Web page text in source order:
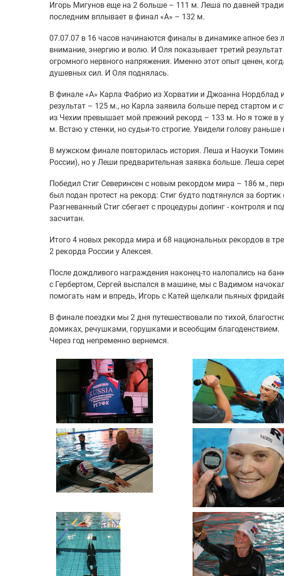
Игорь Мигунов еще на 2 больше – 111 м. Леша по давней
последним вплывает в финал «А» – 132 м.
07.07.07 в 16 часов начинаются финалы в динамике апное
внимание, энергию и волю. И Оля показывает третий
огромного нервного напряжения. Именно этот опыт ценен,
душевных сил. И Оля поднялась.
В финале «А» Карла Фабрио из Хорватии и Джоанна
результат – 125 м., но Карла заявила больше перед стартом
из Чехии превышает мой прежний рекорд – 133 м. Но я тоже в
м. Встаю у стенки, но судьи-то строгие. Увидели голову раньше
В мужском финале повторилась история. Леша и Наоуки
России), но у Леши предварительная заявка больше. Леша
Победил Стиг Северинсен с новым рекордом мира – 186 м.,
был подан протест на рекорд: Стиг будто подтянулся за
Разгневанный Стиг сбегает с процедуры допинг - контроля и
засчитан.
Итого 4 новых рекорда мира и 68 национальных рекордов в
2 рекорда России у Алексея.
После дождливого награждения наконец-то налопались на
с Гербертом, Сергей выспался в машине, мы с Вадимом
помогать нам и впредь, Игорь с Катей щелкали пьяных
В финале поездки мы 2 дня путешествовали по тихой,
домиках, речушками, горушками и всеобщим благоденствием.
Через год непременно вернемся.